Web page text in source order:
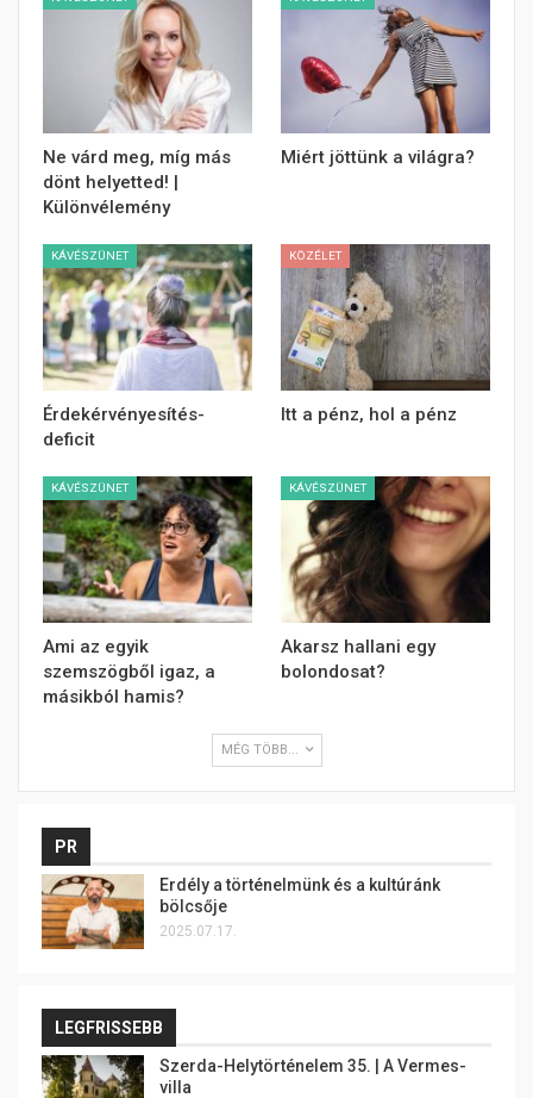
Ne várd meg, míg más
dönt helyetted! |
Különvélemény
Miért jöttünk a világra?
KÁVÉSZÜNET
Érdekérvényesítés-
deficit
KÖZÉLET
Itt a pénz, hol a pénz
KÁVÉSZÜNET
Ami az egyik
szemszögből igaz, a
másikból hamis?
KÁVÉSZÜNET
Akarsz hallani egy
bolondosat?
MÉG TÖBB...
PR
Erdély a történelmünk és a kultúránk
bölcsője
2025.07.17.
LEGFRISSEBB
Szerda-Helytörténelem 35. | A Vermes-
villa